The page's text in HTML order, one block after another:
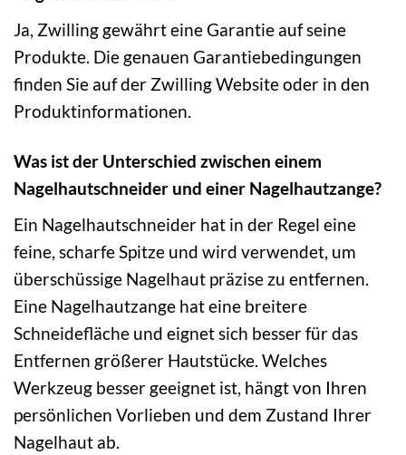
Ja, Zwilling gewährt eine Garantie auf seine
Produkte. Die genauen Garantiebedingungen
finden Sie auf der Zwilling Website oder in den
Produktinformationen.
Was ist der Unterschied zwischen einem
Nagelhautschneider und einer Nagelhautzange?
Ein Nagelhautschneider hat in der Regel eine
feine, scharfe Spitze und wird verwendet, um
überschüssige Nagelhaut präzise zu entfernen.
Eine Nagelhautzange hat eine breitere
Schneidefläche und eignet sich besser für das
Entfernen größerer Hautstücke. Welches
Werkzeug besser geeignet ist, hängt von Ihren
persönlichen Vorlieben und dem Zustand Ihrer
Nagelhaut ab.